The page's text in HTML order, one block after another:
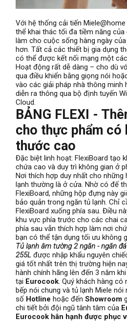
Với hệ thống cải tiến
thể khai thác tối đa tiềm năng
làm cho cuộc sống hàng ngày
hơn. Tất cả các thiết bị gia dụng
có thể được kết nối mạng một
Hoạt động rất dễ dàng – cho dù
qua điều khiển bằng giọng nói
vào các giải pháp nhà thông minh
diễn ra thông qua bộ định tuyến
Cloud.
BẢNG FLEXI -
cho thực phẩm có
thước cao
Đặc biệt linh hoạt: FlexiBoard tạo
chứa cao và duy trì không gian ở
Nơi thích hợp duy nhất cho
lạnh thường là ở cửa. Nhờ có đế
FlexiBoard, những hộp đựng này
bảo quản trong ngăn tủ lạnh. Chỉ
FlexiBoard xuống phía sau. Điều
khu vực phía trước cho các chai
phía sau vẫn thích hợp làm nơi
bạn có thể tận dụng tối ưu không
Tủ lạnh âm tường 2 ngăn - ngăn
255L được nhập khẩu nguyên
giá tốt nhất trên thị trường hiện
hành chính hãng lên đến 3 năm
tại Eurocook. Quý khách hàng có
bếp nói chung và tủ lạnh Miele nói
số Hotline hoặc đến Showroom
chi tiết bởi đội ngũ tânh tâm của
Eurocook hân hạnh được phục